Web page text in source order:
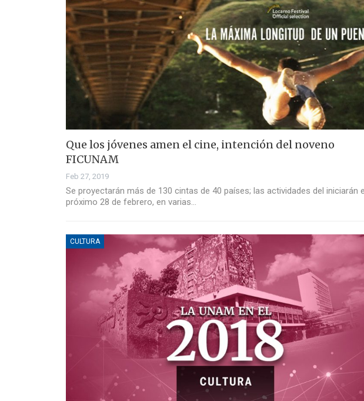
Que los jóvenes amen el cine, intención del noveno
FICUNAM
Feb 27, 2019
Se proyectarán más de 130 cintas de 40 países; las actividades del iniciarán el
próximo 28 de febrero, en varias…
CULTURA